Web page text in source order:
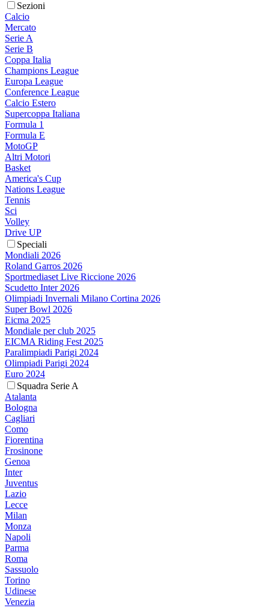
Sezioni
Calcio
Mercato
Serie A
Serie B
Coppa Italia
Champions League
Europa League
Conference League
Calcio Estero
Supercoppa Italiana
Formula 1
Formula E
MotoGP
Altri Motori
Basket
America's Cup
Nations League
Tennis
Sci
Volley
Drive UP
Speciali
Mondiali 2026
Roland Garros 2026
Sportmediaset Live Riccione 2026
Scudetto Inter 2026
Olimpiadi Invernali Milano Cortina 2026
Super Bowl 2026
Eicma 2025
Mondiale per club 2025
EICMA Riding Fest 2025
Paralimpiadi Parigi 2024
Olimpiadi Parigi 2024
Euro 2024
Squadra Serie A
Atalanta
Bologna
Cagliari
Como
Fiorentina
Frosinone
Genoa
Inter
Juventus
Lazio
Lecce
Milan
Monza
Napoli
Parma
Roma
Sassuolo
Torino
Udinese
Venezia